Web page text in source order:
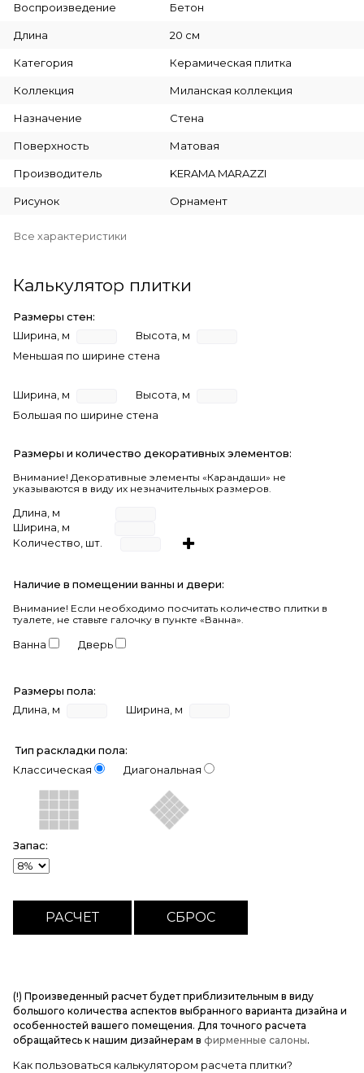
Воспроизведение Бетон
Длина 20 см
Категория Керамическая плитка
Коллекция Миланская коллекция
Назначение Стена
Поверхность Матовая
Производитель KERAMA MARAZZI
Рисунок Орнамент
Все характеристики
Калькулятор плитки
Размеры стен:
Ширина, м
Высота, м
Меньшая по ширине стена
Ширина, м
Высота, м
Большая по ширине стена
Размеры и количество декоративных элементов:
Внимание! Декоративные элементы «Карандаши» не
указываются в виду их незначительных размеров.
Длина, м
Ширина, м
Количество, шт.
Наличие в помещении ванны и двери:
Внимание! Если необходимо посчитать количество плитки в
туалете, не ставьте галочку в пункте «Ванна».
Ванна Дверь
Размеры пола:
Длина, м
Ширина, м
Тип раскладки пола:
Классическая
Диагональная
Запас:
(!) Произведенный расчет будет приблизительным в виду
большого количества аспектов выбранного варианта дизайна и
особенностей вашего помещения. Для точного расчета
обращайтесь к нашим дизайнерам в фирменные салоны.
Как пользоваться калькулятором расчета плитки?